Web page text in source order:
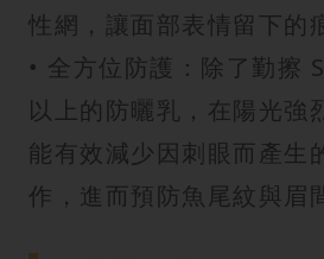
性網，讓面部表情留下的
• 全方位防護：除了勤擦
以上的防曬乳，在陽光強
能有效減少因刺眼而產生
作，進而預防魚尾紋與眉